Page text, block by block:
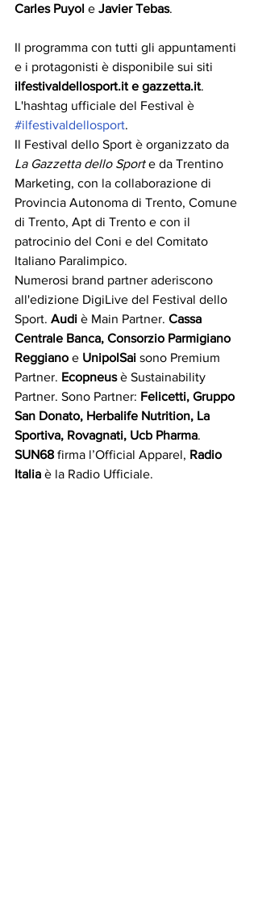
Carles Puyol e Javier Tebas.
Il programma con tutti gli appuntamenti
e i protagonisti è disponibile sui siti
ilfestivaldellosport.it e gazzetta.it.
L'hashtag ufficiale del Festival è
#ilfestivaldellosport.
Il Festival dello Sport è organizzato da
La Gazzetta dello Sport e da Trentino
Marketing, con la collaborazione di
Provincia Autonoma di Trento, Comune
di Trento, Apt di Trento e con il
patrocinio del Coni e del Comitato
Italiano Paralimpico.
Numerosi brand partner aderiscono
all'edizione DigiLive del Festival dello
Sport. Audi è Main Partner. Cassa
Centrale Banca, Consorzio Parmigiano
Reggiano e UnipolSai sono Premium
Partner. Ecopneus è Sustainability
Partner. Sono Partner: Felicetti, Gruppo
San Donato, Herbalife Nutrition, La
Sportiva, Rovagnati, Ucb Pharma.
SUN68 firma l’Official Apparel, Radio
Italia è la Radio Ufficiale.